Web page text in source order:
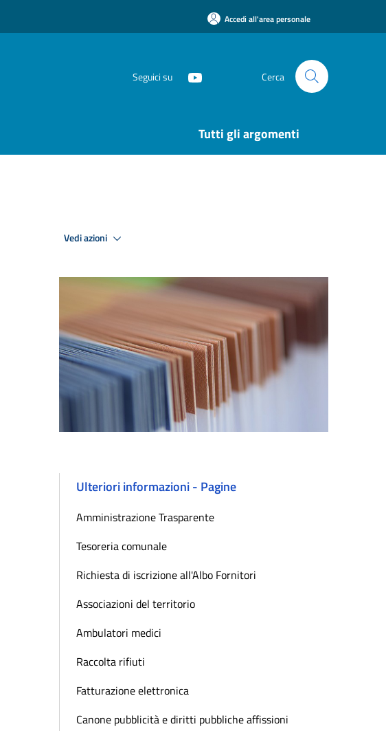
Accedi all'area personale
Seguici su Cerca
Tutti gli argomenti
Vedi azioni
Ulteriori informazioni - Pagine
Amministrazione Trasparente
Tesoreria comunale
Richiesta di iscrizione all'Albo Fornitori
Associazioni del territorio
Ambulatori medici
Raccolta rifiuti
Fatturazione elettronica
Canone pubblicità e diritti pubbliche affissioni